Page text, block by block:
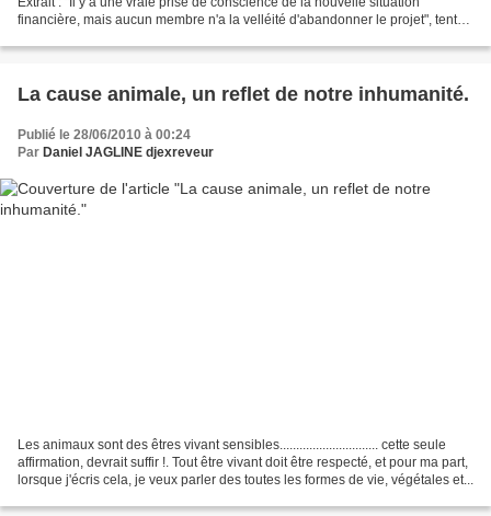
financière, mais aucun membre n'a la velléité d'abandonner le projet", tente
La cause animale, un reflet de notre inhumanité.
Publié le 28/06/2010 à 00:24
Par Daniel JAGLINE djexreveur
Les animaux sont des êtres vivant sensibles.............................. cette seule
affirmation, devrait suffir !. Tout être vivant doit être respecté, et pour ma part,
lorsque j'écris cela, je veux parler des toutes les formes de vie, végétales et...